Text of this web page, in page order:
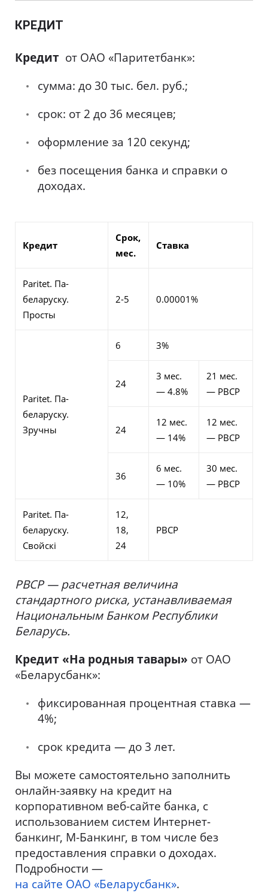
КРЕДИТ
Кредит от ОАО «Паритетбанк»:
сумма: до 30 тыс. бел. руб.;
срок: от 2 до 36 месяцев;
оформление за 120 секунд;
без посещения банка и справки о
доходах.
Кредит
Срок,
мес.
Ставка
Paritet. Па-
беларуску.
Просты
2-5 0.00001%
Paritet. Па-
беларуску.
Зручны
6 3%
24
3 мес.
— 4.8%
21 мес.
— РВСР
24
12 мес.
— 14%
12 мес.
— РВСР
36
6 мес.
— 10%
30 мес.
— РВСР
Paritet. Па-
беларуску.
Свойскi
12,
18,
24
РВСР
РВСР — расчетная величина
стандартного риска, устанавливаемая
Национальным Банком Республики
Беларусь.
Кредит «На родныя тавары» от ОАО
«Беларусбанк»:
фиксированная процентная ставка —
4%;
срок кредита — до 3 лет.
Вы можете самостоятельно заполнить
онлайн-заявку на кредит на
корпоративном веб-сайте банка, с
использованием систем Интернет-
банкинг, М-Банкинг, в том числе без
предоставления справки о доходах.
Подробности —
на сайте ОАО «Беларусбанк».